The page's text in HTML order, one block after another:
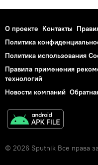
О проекте Контакты
Политика
Политика использования
Правила применения
технологий
Новости компаний
© 2026 Sputnik Все права